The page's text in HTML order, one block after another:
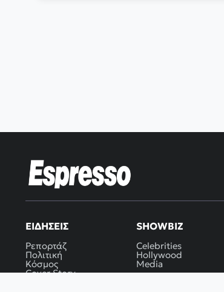
ΕΙΔΉΣΕΙΣ
Ρεπορτάζ
Πολιτική
Κόσμος
Cover Story
SHOWBIZ
Celebrities
Hollywood
Media